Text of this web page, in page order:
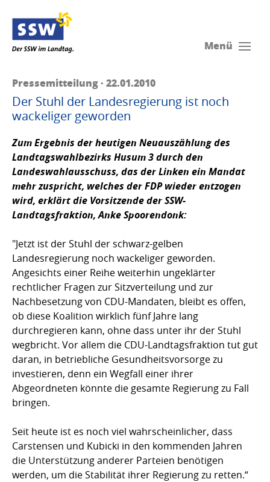
Menü
Pressemitteilung · 22.01.2010
Der Stuhl der Landesregierung ist noch
wackeliger geworden
Zum Ergebnis der heutigen Neuauszählung des
Landtagswahlbezirks Husum 3 durch den
Landeswahlausschuss, das der Linken ein Mandat
mehr zuspricht, welches der FDP wieder entzogen
wird, erklärt die Vorsitzende der SSW-
Landtagsfraktion,Anke Spoorendonk:
"Jetzt ist der Stuhl der schwarz-gelben
Landesregierung noch wackeliger geworden.
Angesichts einer Reihe weiterhin ungeklärter
rechtlicher Fragen zur Sitzverteilung und zur
Nachbesetzung von CDU-Mandaten, bleibt es offen,
ob diese Koalition wirklich fünf Jahre lang
durchregieren kann, ohne dass unter ihr der Stuhl
wegbricht. Vor allem die CDU-Landtagsfraktion tut gut
daran, in betriebliche Gesundheitsvorsorge zu
investieren, denn ein Wegfall einer ihrer
Abgeordneten könnte die gesamte Regierung zu Fall
bringen.
Seit heute ist es noch viel wahrscheinlicher, dass
Carstensen und Kubicki in den kommenden Jahren
die Unterstützung anderer Parteien benötigen
werden, um die Stabilität ihrer Regierung zu retten.“